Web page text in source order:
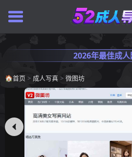
2026年最佳成
🏠首页 > 成人写真 > 微图坊